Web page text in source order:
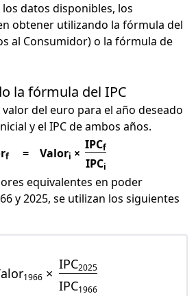
datos disponibles, los
obtener utilizando la fórmula del
al Consumidor) o la fórmula de
la fórmula del IPC
del euro para el año deseado
y el IPC de ambos años.
f = Valori ×
IPCf
IPCi
equivalentes en poder
y 2025, se utilizan los siguientes
1966 ×
IPC2025
IPC1966